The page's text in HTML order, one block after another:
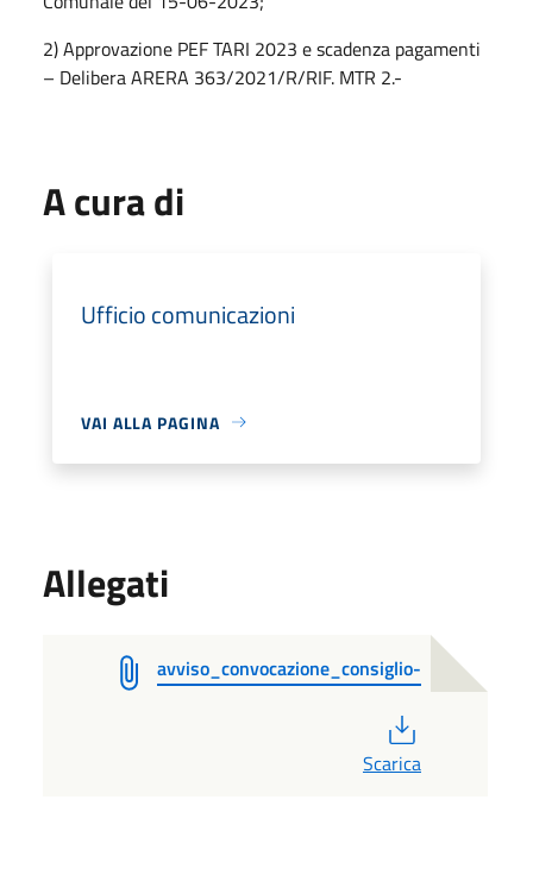
2) Approvazione PEF TARI 2023 e scadenza pagamenti
– Delibera ARERA 363/2021/R/RIF. MTR 2.-
A cura di
Ufficio comunicazioni
VAI ALLA PAGINA
Allegati
avviso_convocazione_consiglio-
Scarica